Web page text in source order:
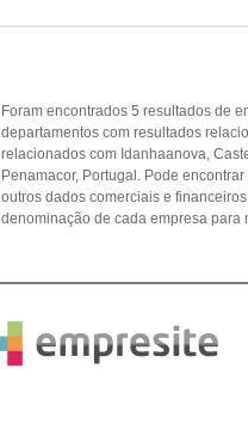
Foram encontrados 5 resultados de
departamentos com resultados
relacionados com Idanhaanova,
Penamacor, Portugal. Pode
outros dados comerciais e
denominação de cada empresa para